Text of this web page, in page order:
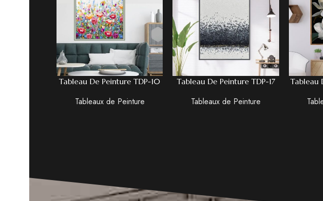
Tableau De Peinture TDP-10
Tableaux de Peinture
Tableau De Peinture TDP-17
Tableaux de Peinture
Tableau